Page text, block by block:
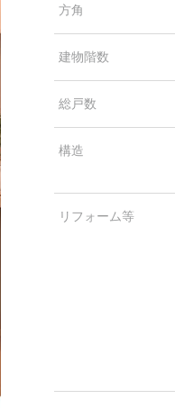
方角
建物階数
総戸数
構造
リフォーム等